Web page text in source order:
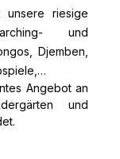
unsere riesige
und
Djemben,
Angebot an
und